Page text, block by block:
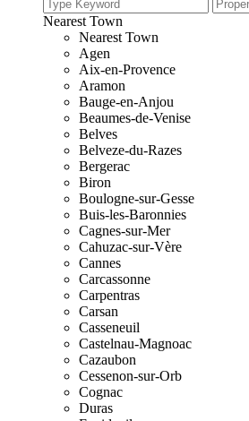
Nearest Town
Nearest Town
Agen
Aix-en-Provence
Aramon
Bauge-en-Anjou
Beaumes-de-Venise
Belves
Belveze-du-Razes
Bergerac
Biron
Boulogne-sur-Gesse
Buis-les-Baronnies
Cagnes-sur-Mer
Cahuzac-sur-Vère
Cannes
Carcassonne
Carpentras
Carsan
Casseneuil
Castelnau-Magnoac
Cazaubon
Cessenon-sur-Orb
Cognac
Duras